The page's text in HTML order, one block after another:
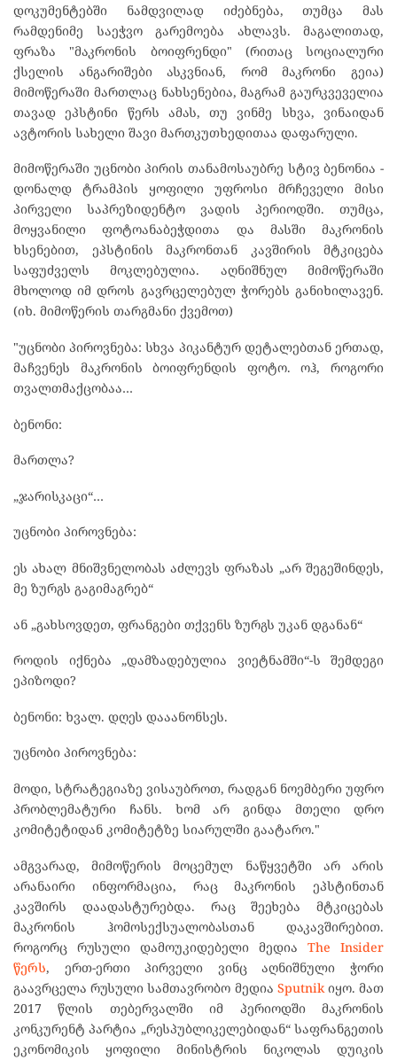
დოკუმენტებში ნამდვილად იძებნება, თუმცა მას
რამდენიმე საეჭვო გარემოება ახლავს. მაგალითად,
ფრაზა "მაკრონის ბოიფრენდი" (რითაც სოციალური
ქსელის ანგარიშები ასკვნიან, რომ მაკრონი გეია)
მიმოწერაში მართლაც ნახსენებია, მაგრამ გაურკვეველია
თავად ეპსტინი წერს ამას, თუ ვინმე სხვა, ვინაიდან
ავტორის სახელი შავი მართკუთხედითაა დაფარული.
მიმოწერაში უცნობი პირის თანამოსაუბრე სტივ ბენონია -
დონალდ ტრამპის ყოფილი უფროსი მრჩეველი მისი
პირველი საპრეზიდენტო ვადის პერიოდში. თუმცა,
მოყვანილი ფოტოანაბეჭდითა და მასში მაკრონის
ხსენებით, ეპსტინის მაკრონთან კავშირის მტკიცება
საფუძველს მოკლებულია. აღნიშნულ მიმოწერაში
მხოლოდ იმ დროს გავრცელებულ ჭორებს განიხილავენ.
(იხ. მიმოწერის თარგმანი ქვემოთ)
"უცნობი პიროვნება: სხვა პიკანტურ დეტალებთან ერთად,
მაჩვენეს მაკრონის ბოიფრენდის ფოტო. ოჰ, როგორი
თვალთმაქცობაა…
ბენონი:
მართლა?
„ჯარისკაცი“…
უცნობი პიროვნება:
ეს ახალ მნიშვნელობას აძლევს ფრაზას „არ შეგეშინდეს,
მე ზურგს გაგიმაგრებ“
ან „გახსოვდეთ, ფრანგები თქვენს ზურგს უკან დგანან“
როდის იქნება „დამზადებულია ვიეტნამში“-ს შემდეგი
ეპიზოდი?
ბენონი: ხვალ. დღეს დააანონსეს.
უცნობი პიროვნება:
მოდი, სტრატეგიაზე ვისაუბროთ, რადგან ნოემბერი უფრო
პრობლემატური ჩანს. ხომ არ გინდა მთელი დრო
კომიტეტიდან კომიტეტზე სიარულში გაატარო."
ამგვარად, მიმოწერის მოცემულ ნაწყვეტში არ არის
არანაირი ინფორმაცია, რაც მაკრონის ეპსტინთან
კავშირს დაადასტურებდა. რაც შეეხება მტკიცებას
მაკრონის ჰომოსექსუალობასთან დაკავშირებით.
როგორც რუსული დამოუკიდებელი მედია The Insider
წერს, ერთ-ერთი პირველი ვინც აღნიშნული ჭორი
გაავრცელა რუსული სამთავრობო მედია Sputnik იყო. მათ
2017 წლის თებერვალში იმ პერიოდში მაკრონის
კონკურენტ პარტია „რესპუბლიკელებიდან“ საფრანგეთის
ეკონომიკის ყოფილი მინისტრის ნიკოლას დუიკის